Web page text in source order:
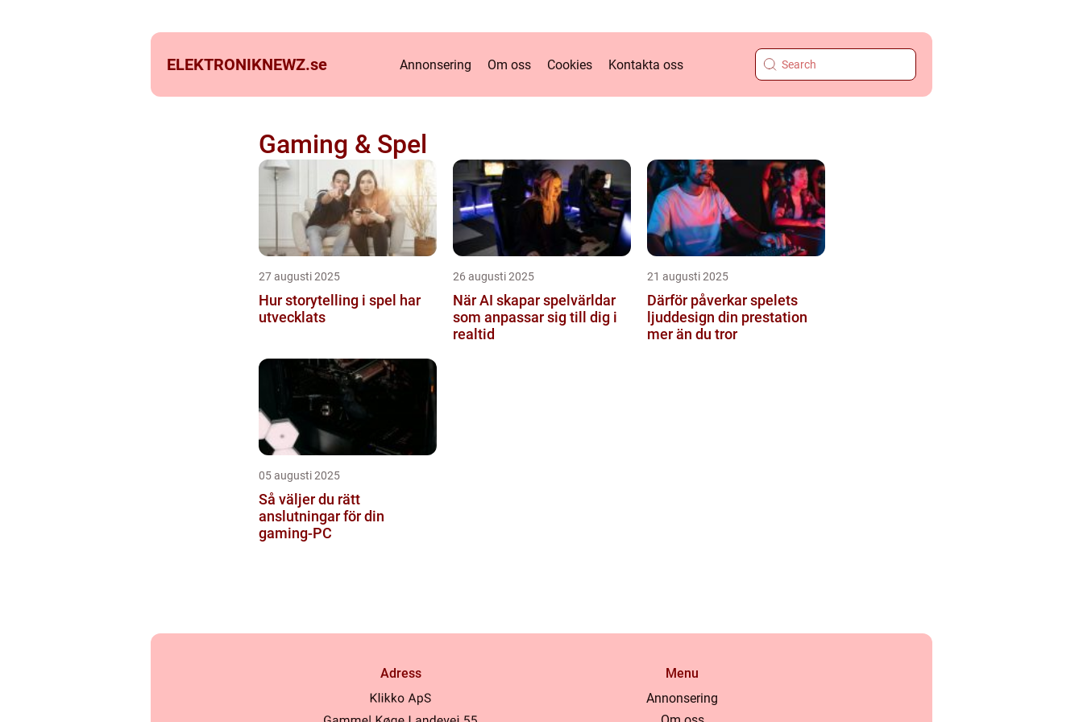
ELEKTRONIKNEWZ.se Annonsering Om oss Cookies Kontakta oss
Gaming & Spel
27 augusti 2025
Hur storytelling i spel har
utvecklats
26 augusti 2025
När AI skapar spelvärldar
som anpassar sig till dig i
realtid
21 augusti 2025
Därför påverkar spelets
ljuddesign din prestation
mer än du tror
05 augusti 2025
Så väljer du rätt
anslutningar för din
gaming-PC
Adress
Menu
Annonsering